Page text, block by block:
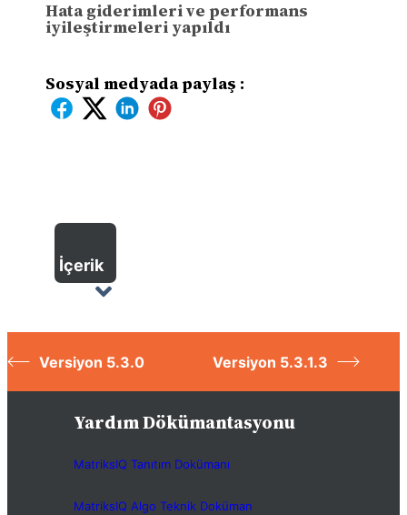
Hata giderimleri ve performans
iyileştirmeleri yapıldı
Sosyal medyada paylaş :
İçerik
Versiyon 5.3.0 Versiyon 5.3.1.3
Yardım Dökümantasyonu
MatriksIQ Tanıtım Dokümanı
MatriksIQ Algo Teknik Doküman